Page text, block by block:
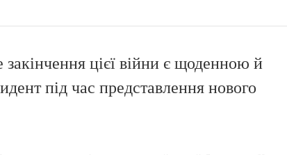
цієї війни є щоденною й
під час представлення нового